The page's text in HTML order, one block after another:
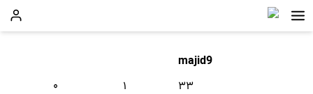
majid9
۳۳
۱ ۰